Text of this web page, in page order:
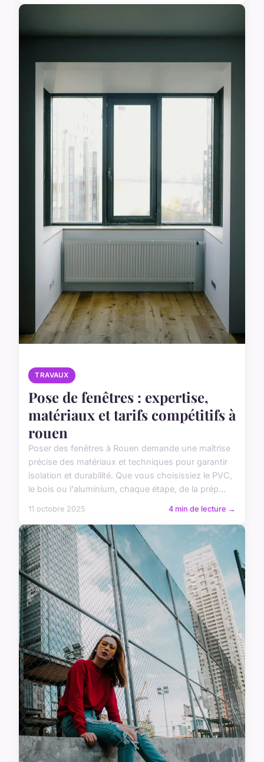
TRAVAUX
Pose de fenêtres : expertise,
matériaux et tarifs compétitifs à
rouen
Poser des fenêtres à Rouen demande une maîtrise
précise des matériaux et techniques pour garantir
isolation et durabilité. Que vous choisissiez le PVC,
le bois ou l'aluminium, chaque étape, de la prép...
11 octobre 2025 4 min de lecture →